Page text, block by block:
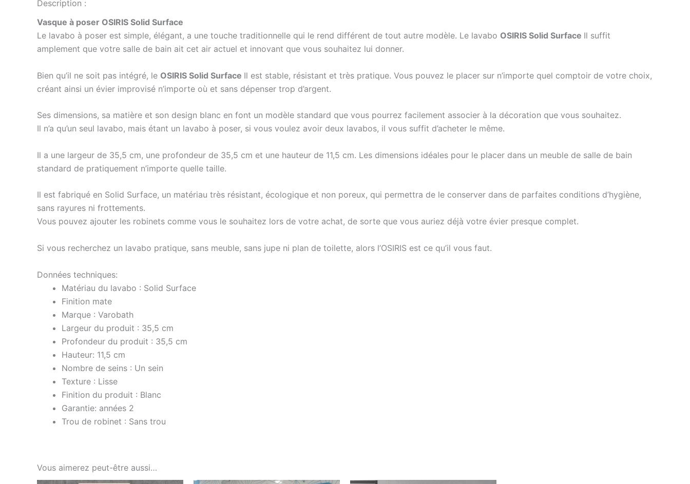
Description :
Vasque à poser OSIRIS Solid Surface
Le lavabo à poser est simple, élégant, a une touche traditionnelle qui le rend différent de tout autre modèle. Le lavabo OSIRIS Solid Surface Il suffit
amplement que votre salle de bain ait cet air actuel et innovant que vous souhaitez lui donner.
Bien qu’il ne soit pas intégré, le OSIRIS Solid Surface Il est stable, résistant et très pratique. Vous pouvez le placer sur n’importe quel comptoir de votre choix,
créant ainsi un évier improvisé n’importe où et sans dépenser trop d’argent.
Ses dimensions, sa matière et son design blanc en font un modèle standard que vous pourrez facilement associer à la décoration que vous souhaitez.
Il n’a qu’un seul lavabo, mais étant un lavabo à poser, si vous voulez avoir deux lavabos, il vous suffit d’acheter le même.
Il a une largeur de 35,5 cm, une profondeur de 35,5 cm et une hauteur de 11,5 cm. Les dimensions idéales pour le placer dans un meuble de salle de bain
standard de pratiquement n’importe quelle taille.
Il est fabriqué en Solid Surface, un matériau très résistant, écologique et non poreux, qui permettra de le conserver dans de parfaites conditions d’hygiène,
sans rayures ni frottements.
Vous pouvez ajouter les robinets comme vous le souhaitez lors de votre achat, de sorte que vous auriez déjà votre évier presque complet.
Si vous recherchez un lavabo pratique, sans meuble, sans jupe ni plan de toilette, alors l’OSIRIS est ce qu’il vous faut.
Données techniques:
Matériau du lavabo : Solid Surface
Finition mate
Marque : Varobath
Largeur du produit : 35,5 cm
Profondeur du produit : 35,5 cm
Hauteur: 11,5 cm
Nombre de seins : Un sein
Texture : Lisse
Finition du produit : Blanc
Garantie: années 2
Trou de robinet : Sans trou
Vous aimerez peut-être aussi…